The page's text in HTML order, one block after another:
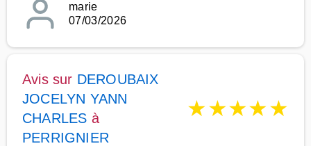
marie
07/03/2026
Avis sur DEROUBAIX
JOCELYN YANN
CHARLES à
PERRIGNIER
★★★★★